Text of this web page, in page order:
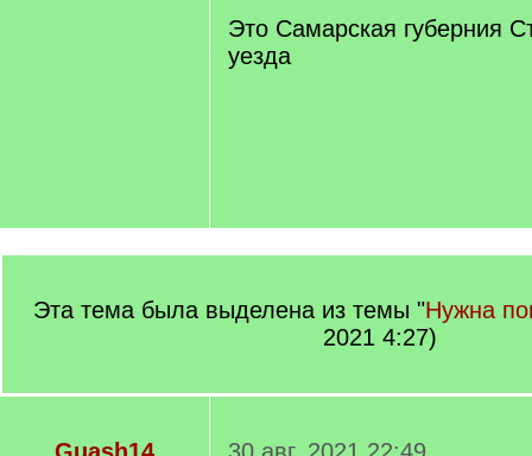
q
]
Это Самарская губерния
уезда
Эта тема была выделена из темы "Нужна
2021 4:27)